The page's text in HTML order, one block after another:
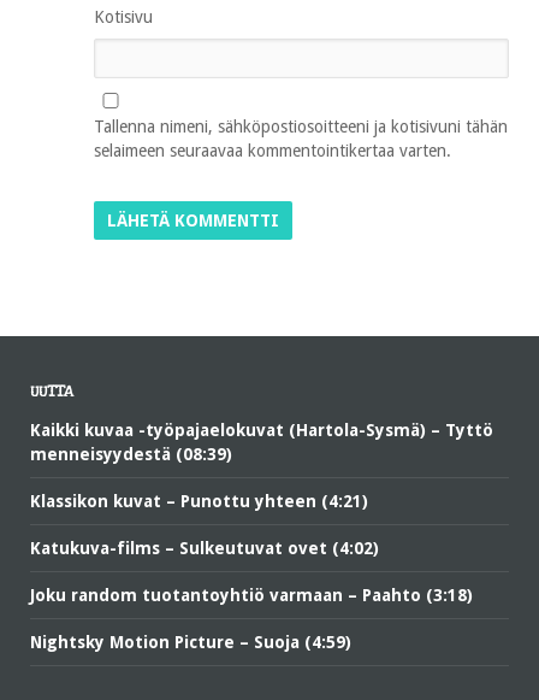
Kotisivu
Tallenna nimeni, sähköpostiosoitteeni ja kotisivuni tähän
selaimeen seuraavaa kommentointikertaa varten.
UUTTA
Kaikki kuvaa -työpajaelokuvat (Hartola-Sysmä) – Tyttö
menneisyydestä (08:39)
Klassikon kuvat – Punottu yhteen (4:21)
Katukuva-films – Sulkeutuvat ovet (4:02)
Joku random tuotantoyhtiö varmaan – Paahto (3:18)
Nightsky Motion Picture – Suoja (4:59)